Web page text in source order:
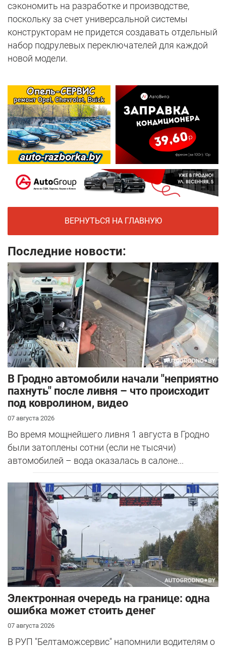
сэкономить на разработке и производстве,
поскольку за счет универсальной системы
конструкторам не придется создавать отдельный
набор подрулевых переключателей для каждой
новой модели.
ВЕРНУТЬСЯ НА ГЛАВНУЮ
Последние новости:
В Гродно автомобили начали "неприятно
пахнуть" после ливня – что происходит
под ковролином, видео
07 августа 2026
Во время мощнейшего ливня 1 августа в Гродно
были затоплены сотни (если не тысячи)
автомобилей – вода оказалась в салоне...
Электронная очередь на границе: одна
ошибка может стоить денег
07 августа 2026
В РУП "Белтаможсервис" напомнили водителям о